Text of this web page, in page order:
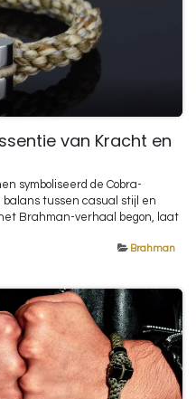
van Kracht en
symboliseerd de Cobra-
tussen casual stijl en
Brahman-verhaal begon, laat
Brahman